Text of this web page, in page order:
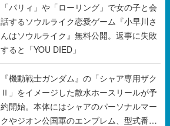
すると「YOU DIED」
『機動戦士ガンダム』の「シャア専用ザク
Ⅱ」をイメージした散水ホースリールが予
約開始。本体にはシャアのパーソナルマー
クやジオン公国軍のエンブレム、型式番号
などを配置
野球部の過酷な“補欠”を体験するゲーム
『球ひろいSimulator』が「1件」のウィッ